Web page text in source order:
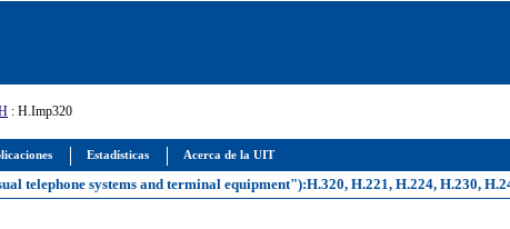
Estadísticas Acerca de la UIT
: H.Imp320
telephone systems and terminal equipment"):H.320, H.221, H.224, H.230,